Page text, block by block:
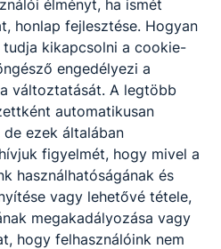
élményt, ha ismét
honlap fejlesztése. Hogyan
kikapcsolni a cookie-
engedélyezi a
változtatását. A legtöbb
automatikusan
ezek általában
figyelmét, hogy mivel a
használhatóságának és
vagy lehetővé tétele,
megakadályozása vagy
hogy felhasználóink nem